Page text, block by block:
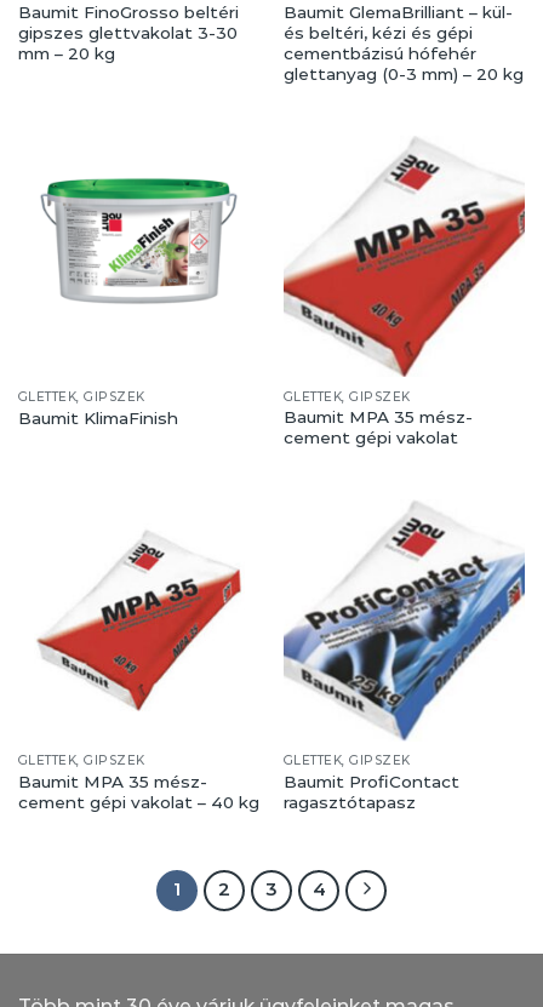
Baumit FinoGrosso beltéri
gipszes glettvakolat 3-30
mm – 20 kg
Baumit GlemaBrilliant – kül-
és beltéri, kézi és gépi
cementbázisú hófehér
glettanyag (0-3 mm) – 20 kg
GLETTEK, GIPSZEK
Baumit KlimaFinish
GLETTEK, GIPSZEK
Baumit MPA 35 mész-
cement gépi vakolat
GLETTEK, GIPSZEK
Baumit MPA 35 mész-
cement gépi vakolat – 40 kg
GLETTEK, GIPSZEK
Baumit ProfiContact
ragasztótapasz
1 2 3 4